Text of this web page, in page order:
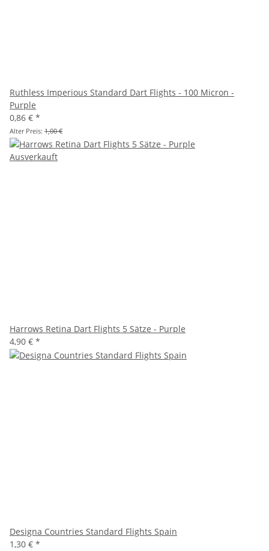
Ruthless Imperious Standard Dart Flights - 100 Micron -
Purple
0,86 € *
Alter Preis: 1,00 €
Ausverkauft
Harrows Retina Dart Flights 5 Sätze - Purple
4,90 € *
Designa Countries Standard Flights Spain
1,30 € *